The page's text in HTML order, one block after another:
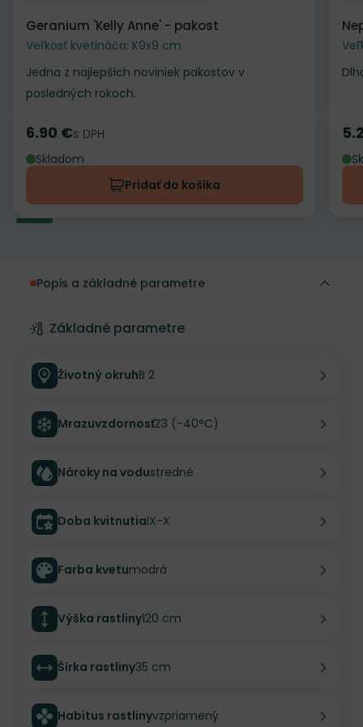
Geranium 'Kelly Anne' - pakost
Veľkosť kvetináča: K9x9 cm
Jedna z najlepších noviniek pakostov v
posledných rokoch.
Cena
6.90 €s DPH
Skladom
Pridať do košíka
Popis a základné parametre
Základné parametre
Životný okruhB 2
MrazuvzdornosťZ3 (-40°C)
Nároky na vodustredné
Doba kvitnutiaIX-X
Farba kvetumodrá
Výška rastliny120 cm
Šírka rastliny35 cm
Habitus rastlinyvzpriamený